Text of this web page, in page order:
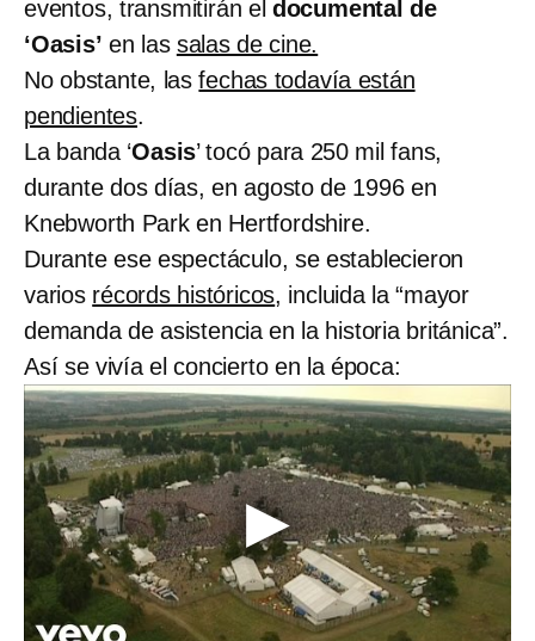
eventos, transmitirán el documental de
‘Oasis’ en las salas de cine.
No obstante, lasfechas todavía están
pendientes.
La banda ‘Oasis’ tocó para 250 mil fans,
durante dos días, en agosto de 1996 en
Knebworth Park en Hertfordshire.
Durante ese espectáculo, se establecieron
varios récords históricos, incluida la “mayor
demanda de asistencia en la historia británica”.
Así se vivía el concierto en la época: